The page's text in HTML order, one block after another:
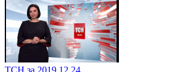
ТСН за 2019.12.24